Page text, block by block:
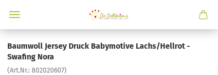
Baumwoll Jersey Druck Babymotive Lachs/Hellrot -
Swafing Nora
(Art.Nr.: 802020607)